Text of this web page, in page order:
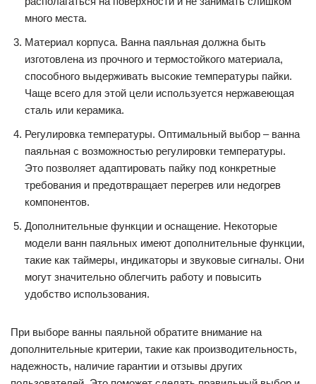
много места.
Материал корпуса. Ванна паяльная должна быть
изготовлена из прочного и термостойкого материала,
способного выдерживать высокие температуры пайки.
Чаще всего для этой цели используется нержавеющая
сталь или керамика.
Регулировка температуры. Оптимальный выбор – ванна
паяльная с возможностью регулировки температуры.
Это позволяет адаптировать пайку под конкретные
требования и предотвращает перегрев или недогрев
компонентов.
Дополнительные функции и оснащение. Некоторые
модели ванн паяльных имеют дополнительные функции,
такие как таймеры, индикаторы и звуковые сигналы. Они
могут значительно облегчить работу и повысить
удобство использования.
При выборе ванны паяльной обратите внимание на
дополнительные критерии, такие как производительность,
надежность, наличие гарантии и отзывы других